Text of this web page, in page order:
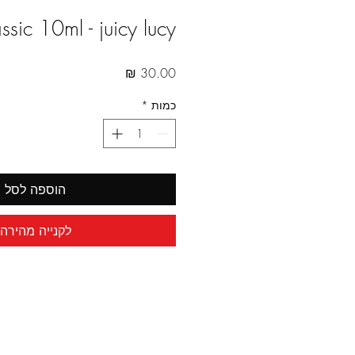
10ml - juicy lucy
כמות *
הוספה לסל
לקנייה מהירה